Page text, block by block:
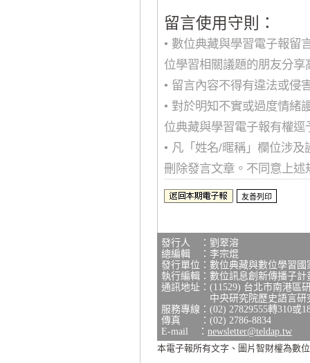
留言使用守則：
• 數位典藏與學習電子報留
位學習相關議題的朋友分
• 留言內容不得有違法或侵
• 對於明知不實或過度情緒
位典藏與學習電子報有權
• 凡「姓名/暱稱」欄位涉
刪除發言文章。不同意上述
發行人 ：劉翠溶
總編輯 ：李宗焜
發行單位：數位典藏與數位學習
執行編輯：數位訊息創新傳播子計
通訊地址：(11529) 台北市南港區
中央研究院歷史語言研究
服務專線：(02) 27829555轉310或
傳真 ：(02) 2786-8834
E-mail ： newsletter@teldap.tw
本電子報所有文字、圖片智財權為數